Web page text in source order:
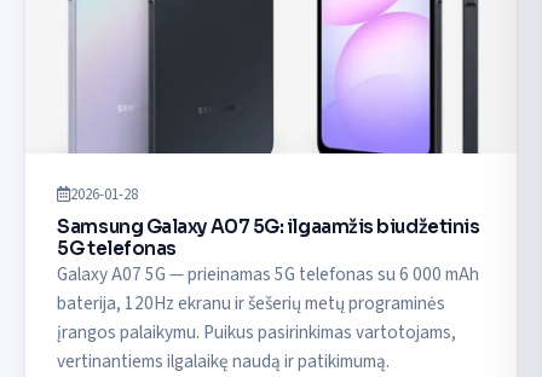
2026-01-28
Samsung Galaxy A07 5G: ilgaamžis biudžetinis
5G telefonas
Galaxy A07 5G — prieinamas 5G telefonas su 6 000 mAh
baterija, 120Hz ekranu ir šešerių metų programinės
įrangos palaikymu. Puikus pasirinkimas vartotojams,
vertinantiems ilgalaikę naudą ir patikimumą.